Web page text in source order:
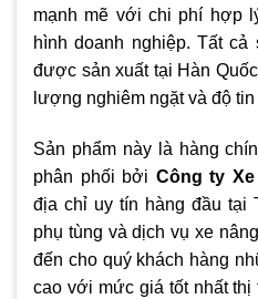
mạnh mẽ với chi phí hợp
hình doanh nghiệp. Tất
được sản xuất tại Hàn
lượng nghiêm ngặt và độ tin
Sản phẩm này là hàng
phân phối bởi Công ty
địa chỉ uy tín hàng đầu tại
phụ tùng và dịch vụ xe
đến cho quý khách hàng
cao với mức giá tốt nhất